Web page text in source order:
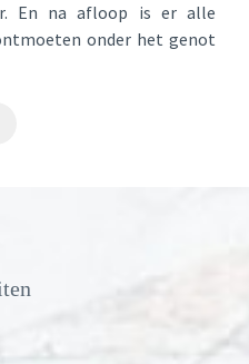
En na afloop is er alle
onder het genot